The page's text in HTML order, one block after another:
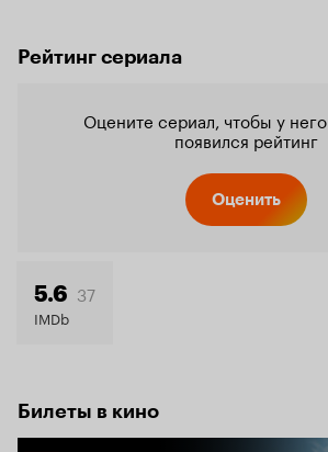
Рейтинг сериала
Оцените сериал, чтобы у
появился рейтинг
Оценить
5.6 37
IMDb
Билеты в кино